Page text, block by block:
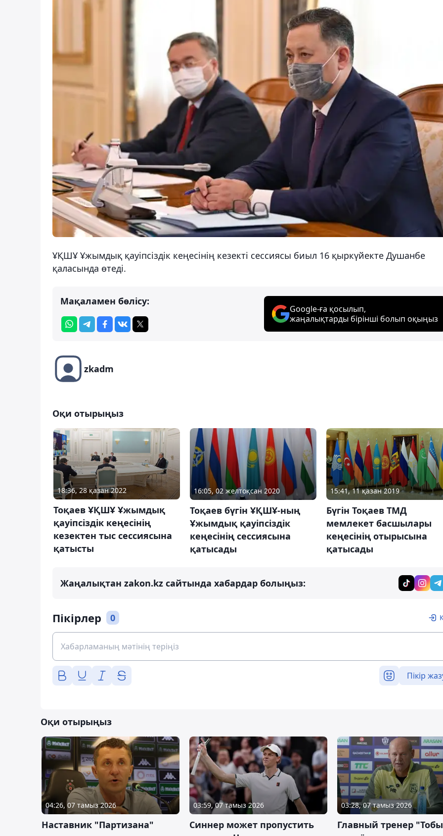
ҰҚШҰ Ұжымдық қауіпсіздік кеңесінің кезекті сессиясы биыл 16 қыркүйекте Душанбе
қаласында өтеді.
Мақаламен бөлісу:
Google-ға қосылып,
жаңалықтарды бірінші болып оқыңыз
zkadm
Оқи отырыңыз
18:36, 28 қазан 2022
Тоқаев ҰҚШҰ Ұжымдық
қауіпсіздік кеңесінің
кезектен тыс сессиясына
қатысты
16:05, 02 желтоқсан 2020
Тоқаев бүгін ҰҚШҰ-ның
Ұжымдық қауіпсіздік
кеңесінің сессиясына
қатысады
15:41, 11 қазан 2019
Бүгін Тоқаев ТМД
мемлекет басшылары
кеңесінің отырысына
қатысады
Жаңалықтан zakon.kz сайтында хабардар болыңыз:
Пікірлер 0
Пікір
Оқи отырыңыз
04:26, 07 тамыз 2026
Наставник "Партизана"
03:59, 07 тамыз 2026
Синнер может пропустить
03:28, 07 тамыз 2026
Главный тренер